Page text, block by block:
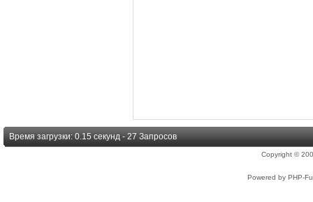
Время загрузки: 0.15 секунд - 27 Запросов
Copyright ©
Powered by PHP-